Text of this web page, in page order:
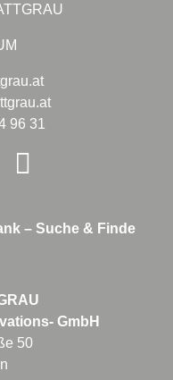
96 31
– Suche & Finde
GmbH
50